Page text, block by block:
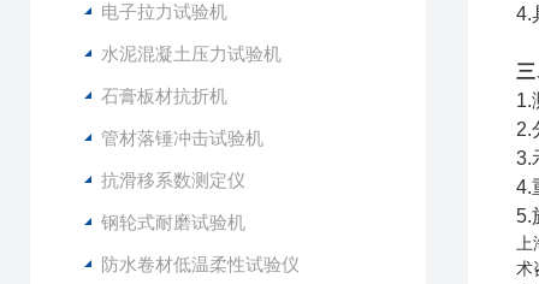
电子拉力试验机
水泥混凝土压力试验机
石膏板材抗折机
管材落锤冲击试验机
抗滑移系数测定仪
钢轮式耐磨试验机
防水卷材低温柔性试验仪
4.
1.
2.
3.
4.
5.
上
术